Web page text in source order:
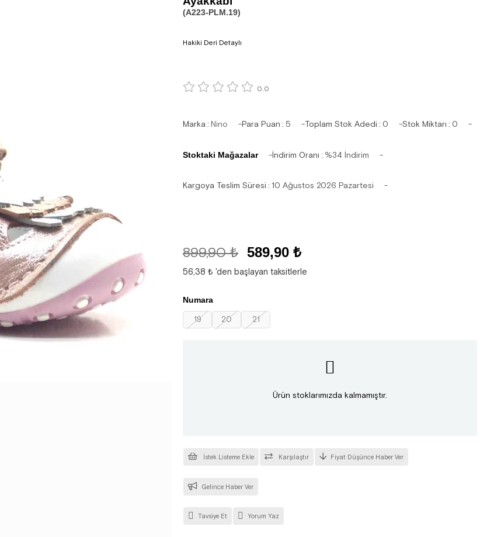
(A223-PLM.19)
Hakiki Deri Detaylı
0.0
Marka : Nino Para Puan : 5 Toplam Stok Adedi : 0 Stok Miktarı : 0
Stoktaki Mağazalar İndirim Oranı : %34 İndirim
Kargoya Teslim Süresi : 10 Ağustos 2026 Pazartesi
899,90 ₺ 589,90 ₺
56,38 ₺ 'den başlayan taksitlerle
Numara
19 20 21
Ürün stoklarımızda kalmamıştır.
İstek Listeme Ekle Karşılaştır Fiyat Düşünce Haber Ver
Gelince Haber Ver
Tavsiye Et Yorum Yaz